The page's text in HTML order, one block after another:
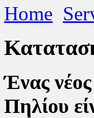
Home
Ένας νέος
Πηλίου